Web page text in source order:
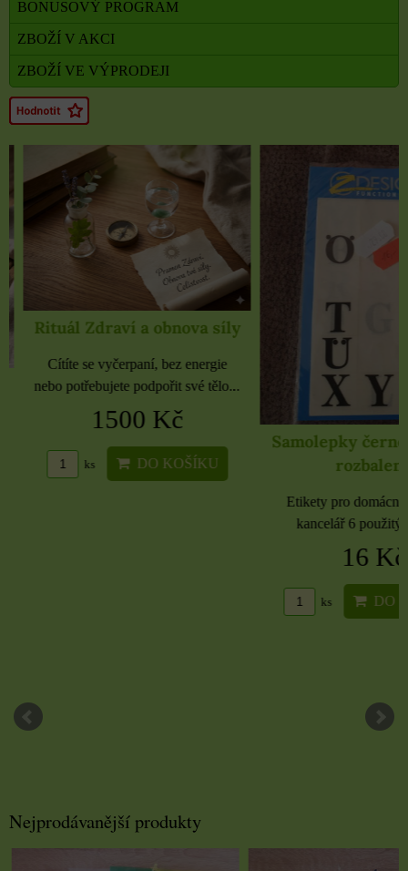
BONUSOVÝ PROGRAM
ZBOŽÍ V AKCI
ZBOŽÍ VE VÝPRODEJI
Rituál Zdraví a obnova síly
Cítíte se vyčerpaní, bez energie
nebo potřebujete podpořit své tělo...
1500 Kč
DO KOŠÍKU
Samolepky černé
rozbaleno
Etikety pro
kancelář 6 použitých
16 Kč
DO
Nejprodávanější produkty